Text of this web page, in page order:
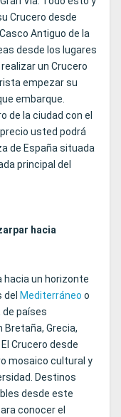
Crucero desde
Antiguo de la
desde los lugares
un Crucero
empezar su
embarque.
de la ciudad con el
usted podrá
de España situada
principal del
hacia
hacia un horizonte
Mediterráneo o
de países
Bretaña, Grecia,
Crucero desde
mosaico cultural y
Destinos
desde este
conocer el